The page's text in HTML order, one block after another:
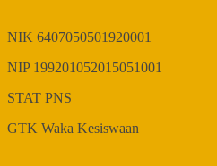
NIK 6407050501920001
NIP 199201052015051001
STAT PNS
GTK Waka Kesiswaan